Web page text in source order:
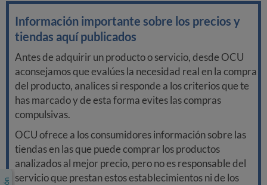
Información importante sobre los precios y
tiendas aquí publicados
Antes de adquirir un producto o servicio, desde OCU
aconsejamos que evalúes la necesidad real en la compra
del producto, analices si responde a los criterios que te
has marcado y de esta forma evites las compras
compulsivas.
OCU ofrece a los consumidores información sobre las
tiendas en las que puede comprar los productos
analizados al mejor precio, pero no es responsable del
servicio que prestan estos establecimientos ni de los